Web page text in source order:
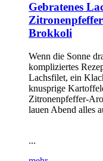
Gebratenes
Brokkoli
Wenn die Sonne
kompliziertes
Lachsfilet, ein
knusprige
Zitronenpfeffer-
lauen Abend alles
...